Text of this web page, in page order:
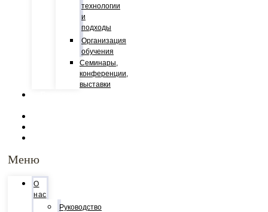
технологии
и
подходы
Организация
обучения
Семинары,
конференции,
выставки
Меню
О
нас
Руководство